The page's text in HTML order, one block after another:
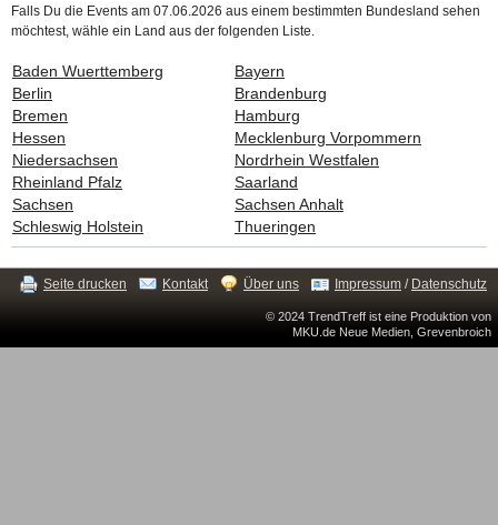
Falls Du die Events am 07.06.2026 aus einem bestimmten Bundesland sehen
möchtest, wähle ein Land aus der folgenden Liste.
Baden Wuerttemberg
Bayern
Berlin
Brandenburg
Bremen
Hamburg
Hessen
Mecklenburg Vorpommern
Niedersachsen
Nordrhein Westfalen
Rheinland Pfalz
Saarland
Sachsen
Sachsen Anhalt
Schleswig Holstein
Thueringen
Seite drucken Kontakt Über uns Impressum / Datenschutz
© 2024 TrendTreff ist eine Produktion von
MKU.de Neue Medien, Grevenbroich